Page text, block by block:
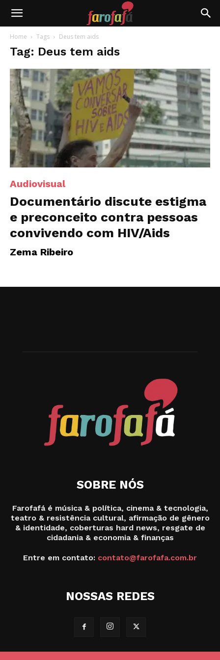
Farofafá
Home Tags Deus tem aids
Tag: Deus tem aids
Audiovisual
Documentário discute estigma
e preconceito contra pessoas
convivendo com HIV/Aids
Zema Ribeiro
SOBRE NÓS
Farofafá é música & política, cinema & tecnologia,
teatro & resistência cultural, afirmação de gênero
& identidade, coberturas hard news, resgate de
cidadania & economia & finanças
Entre em contato: contato@farofafa.com.br
NOSSAS REDES